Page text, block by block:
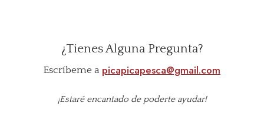
¿Tienes Alguna Pregunta?
Escríbeme a picapicapesca@gmail.com
¡Estaré encantado de poderte ayudar!